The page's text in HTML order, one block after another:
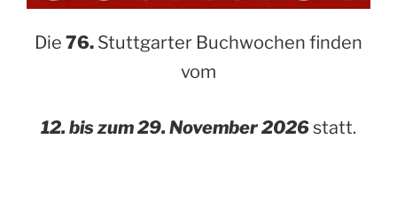
Die 76. Stuttgarter Buchwochen finden
vom
12. bis zum 29. November 2026statt.